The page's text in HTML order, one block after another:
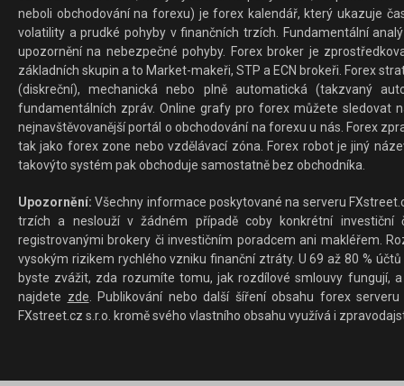
neboli obchodování na forexu) je forex kalendář, který ukazuje
volatility a prudké pohyby v finančních trzích. Fundamentální
upozornění na nebezpečné pohyby. Forex broker je
základních skupin a to Market-makeři, STP a ECN brokeři. Forex
(diskreční), mechanická nebo plně automatická (takzvaný
fundamentálních zpráv. Online grafy pro forex můžete sledovat
nejnavštěvovanější portál o obchodování na forexu u nás. Forex
tak jako forex zone nebo vzdělávací zóna. Forex robot je jiný
takovýto systém pak obchoduje samostatně bez obchodníka.
Upozornění: Všechny informace poskytované na serveru
trzích a neslouží v žádném případě coby konkrétní investiční
registrovanými brokery či investičním poradcem ani makléřem.
vysokým rizikem rychlého vzniku finanční ztráty. U 69 až 80 %
byste zvážit, zda rozumíte tomu, jak rozdílové smlouvy fungují,
najdete zde. Publikování nebo další šíření obsahu forex
FXstreet.cz s.r.o. kromě svého vlastního obsahu využívá i